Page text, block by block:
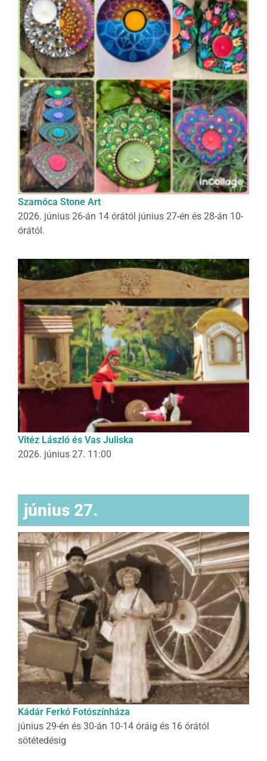
Szamóca Stone Art
2026. június 26-án 14 órától június 27-én és 28-án 10-
órától.
Vitéz László és Vas Juliska
2026. június 27. 11:00
június 27.
Kádár Ferkó Fotószínháza
június 29-én és 30-án 10-14 óráig és 16 órától
sötétedésig